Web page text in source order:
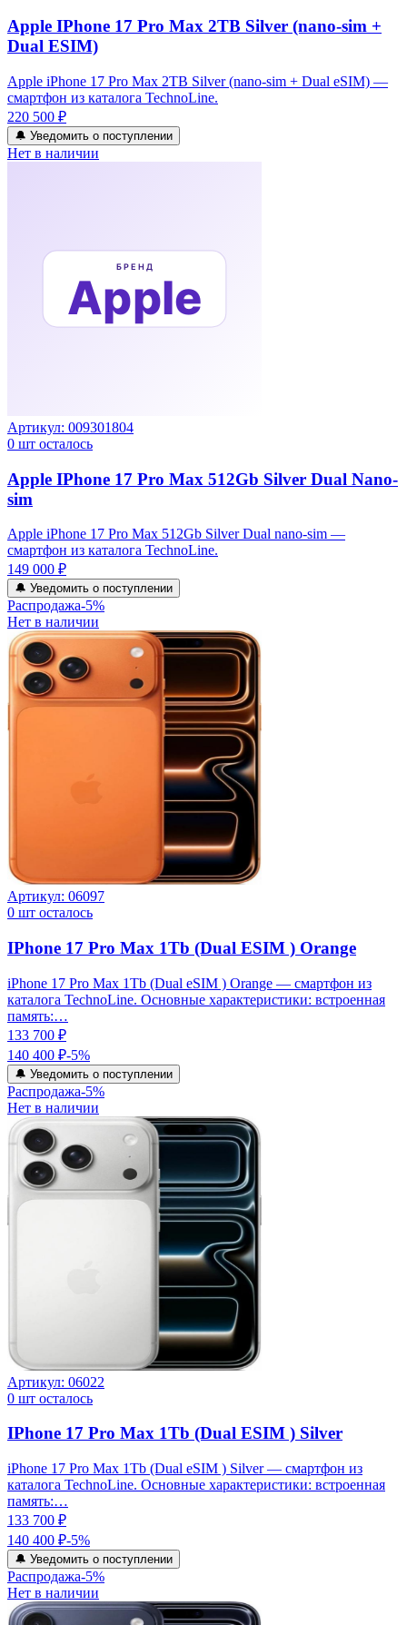
Apple IPhone 17 Pro Max 2TB Silver (nano-sim +
Dual ESIM)
Apple iPhone 17 Pro Max 2TB Silver (nano-sim + Dual eSIM) —
смартфон из каталога TechnoLine.
220 500 ₽
🔔 Уведомить о поступлении
Нет в наличии
Артикул: 009301804
0 шт осталось
Apple IPhone 17 Pro Max 512Gb Silver Dual Nano-
sim
Apple iPhone 17 Pro Max 512Gb Silver Dual nano-sim —
смартфон из каталога TechnoLine.
149 000 ₽
🔔 Уведомить о поступлении
Распродажа-5%
Нет в наличии
Артикул: 06097
0 шт осталось
IPhone 17 Pro Max 1Tb (Dual ESIM ) Orange
iPhone 17 Pro Max 1Tb (Dual eSIM ) Orange — смартфон из
каталога TechnoLine. Основные характеристики: встроенная
память:…
133 700 ₽
140 400 ₽-5%
🔔 Уведомить о поступлении
Распродажа-5%
Нет в наличии
Артикул: 06022
0 шт осталось
IPhone 17 Pro Max 1Tb (Dual ESIM ) Silver
iPhone 17 Pro Max 1Tb (Dual eSIM ) Silver — смартфон из
каталога TechnoLine. Основные характеристики: встроенная
память:…
133 700 ₽
140 400 ₽-5%
🔔 Уведомить о поступлении
Распродажа-5%
Нет в наличии